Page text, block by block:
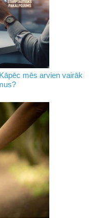
mēs arvien vairāk